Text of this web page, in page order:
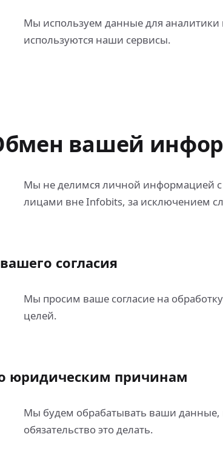
Мы используем данные для
используются наши сервисы.
вашей
Мы не делимся личной информацией
лицами вне Infobits, за исключением
согласия
Мы просим ваше согласие на
целей.
юридическим причинам
Мы будем обрабатывать ваши данные,
обязательство это делать.